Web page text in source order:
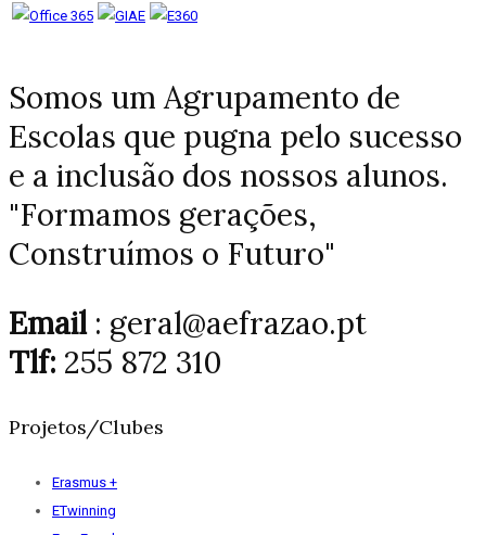
Somos um Agrupamento de
Escolas que pugna pelo sucesso
e a inclusão dos nossos alunos.
"Formamos gerações,
Construímos o Futuro"
Email: geral@aefrazao.pt
Tlf: 255 872 310
Projetos/Clubes
Erasmus +
ETwinning